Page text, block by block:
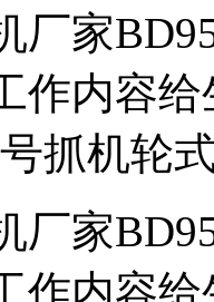
厂家
作内容
抓机轮
厂家
作内容